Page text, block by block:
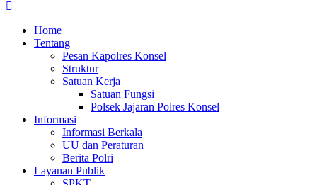
Home
Tentang
Pesan Kapolres Konsel
Struktur
Satuan Kerja
Satuan Fungsi
Polsek Jajaran Polres Konsel
Informasi
Informasi Berkala
UU dan Peraturan
Berita Polri
Layanan Publik